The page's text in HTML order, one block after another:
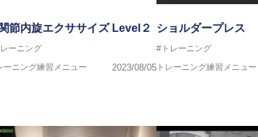
節内旋エクササイズ Level２
ーニング
ーニング練習メニュー
2023/08/05
ショルダープレス
#トレーニング
トレーニング練習メニュー